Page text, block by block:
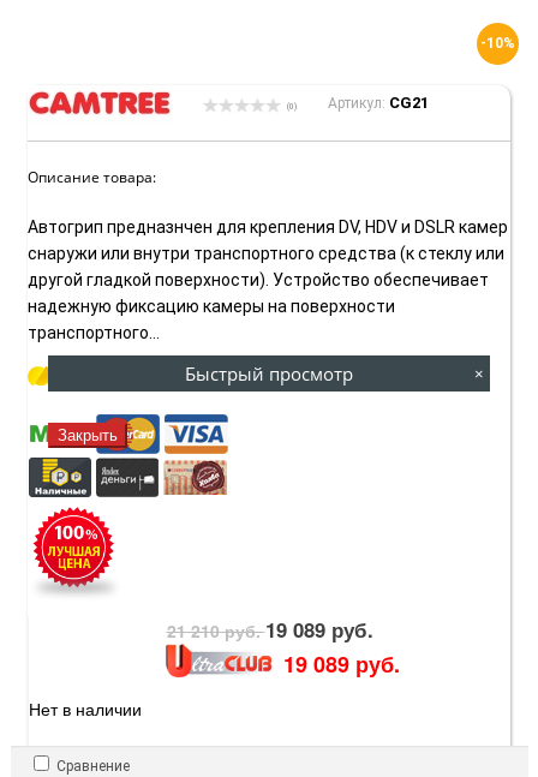
-10%
(0) Артикул: CG21
Описание товара:
Автогрип предназнчен для крепления DV, HDV и DSLR камер
снаружи или внутри транспортного средства (к стеклу или
другой гладкой поверхности). Устройство обеспечивает
надежную фиксацию камеры на поверхности
транспортного...
Руб. / мес
21 210 руб.19 089 руб.
19 089 руб.
Нет в наличии
Сравнение
Быстрый просмотр ×
Закрыть